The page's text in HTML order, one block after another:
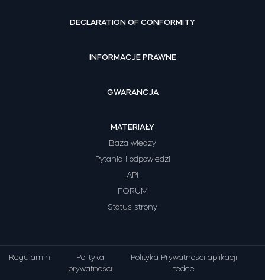
DECLARATION OF CONFORMITY
INFORMACJE PRAWNE
GWARANCJA
MATERIAŁY
Baza wiedzy
Pytania i odpowiedzi
API
FORUM
Status strony
Regulamin
Polityka
prywatności
Polityka Prywatności aplikacji
tedee